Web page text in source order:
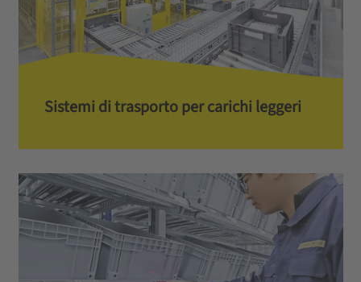
Sistemi di trasporto per carichi leggeri